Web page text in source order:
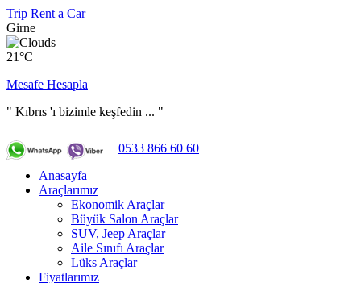
Trip Rent a Car
Girne
21°C
Mesafe Hesapla
" Kıbrıs 'ı bizimle keşfedin ... "
0533 866 60 60
Anasayfa
Araçlarımız
Ekonomik Araçlar
Büyük Salon Araçlar
SUV, Jeep Araçlar
Aile Sınıfı Araçlar
Lüks Araçlar
Fiyatlarımız